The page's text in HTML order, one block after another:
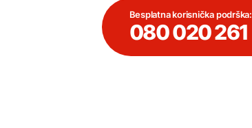
Besplatna korisnička podrška:
080 020 261